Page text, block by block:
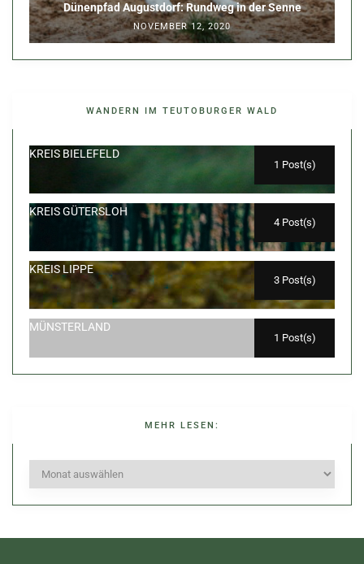
Dünenpfad Augustdorf: Rundweg in der Senne
NOVEMBER 12, 2020
WANDERN IM TEUTOBURGER WALD
KREIS BIELEFELD
1 Post(s)
KREIS GÜTERSLOH
4 Post(s)
KREIS LIPPE
3 Post(s)
MÜNSTERLAND
1 Post(s)
MEHR LESEN:
Mehr
lesen: